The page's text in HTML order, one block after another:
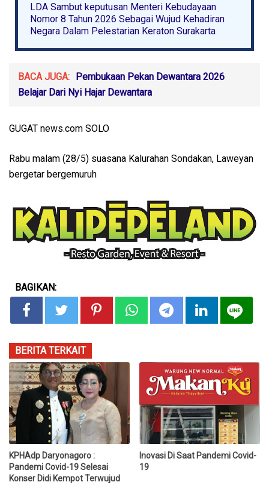
LDA Sambut keputusan Menteri Kebudayaan
Nomor 8 Tahun 2026 Sebagai Wujud Kehadiran
Negara Dalam Pelestarian Keraton Surakarta
BACA JUGA: Pembukaan Pekan Dewantara 2026
Belajar Dari Nyi Hajar Dewantara
GUGAT news.com SOLO
Rabu malam (28/5) suasana Kalurahan Sondakan, Laweyan
bergetar bergemuruh
BAGIKAN:
BERITA TERKAIT
KPHAdp Daryonagoro :
Pandemi Covid-19 Selesai
Konser Didi Kempot Terwujud
Inovasi Di Saat Pandemi Covid-
19